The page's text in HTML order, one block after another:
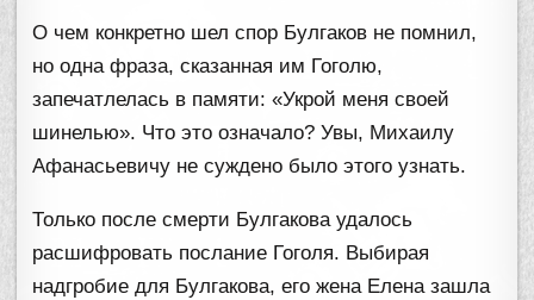
О чем конкретно шел спор Булгаков не помнил,
но одна фраза, сказанная им Гоголю,
запечатлелась в памяти: «Укрой меня своей
шинелью». Что это означало? Увы, Михаилу
Афанасьевичу не суждено было этого узнать.
Только после смерти Булгакова удалось
расшифровать послание Гоголя. Выбирая
надгробие для Булгакова, его жена Елена зашла